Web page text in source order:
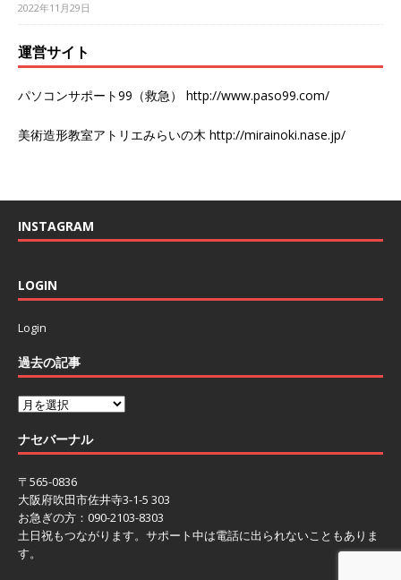
2022年11月29日
運営サイト
パソコンサポート99（救急） http://www.paso99.com/
美術造形教室アトリエみらいの木 http://mirainoki.nase.jp/
INSTAGRAM
LOGIN
Login
過去の記事
ナセバーナル
〒565-0836
大阪府吹田市佐井寺3-1-5 303
お急ぎの方：090-2103-8303
土日祝もつながります。サポート中は電話に出られないこともありま
す。